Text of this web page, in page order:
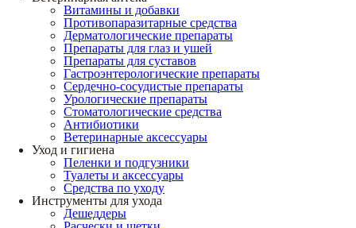
Витамины и добавки
Противопаразитарные средства
Дерматологические препараты
Препараты для глаз и ушей
Препараты для суставов
Гастроэнтерологические препараты
Сердечно-сосудистые препараты
Урологические препараты
Стоматологические средства
Антибиотики
Ветеринарные аксессуары
Уход и гигиена
Пеленки и подгузники
Туалеты и аксессуары
Средства по уходу
Инструменты для ухода
Дешеддеры